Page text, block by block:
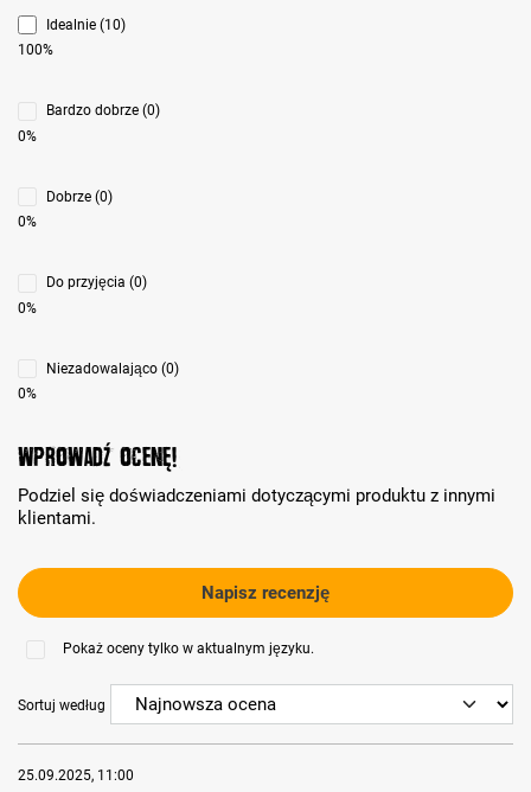
Idealnie (10)
100%
Bardzo dobrze (0)
0%
Dobrze (0)
0%
Do przyjęcia (0)
0%
Niezadowalająco (0)
0%
Wprowadź ocenę!
Podziel się doświadczeniami dotyczącymi produktu z innymi
klientami.
Napisz recenzję
Pokaż oceny tylko w aktualnym języku.
Sortuj według
25.09.2025, 11:00